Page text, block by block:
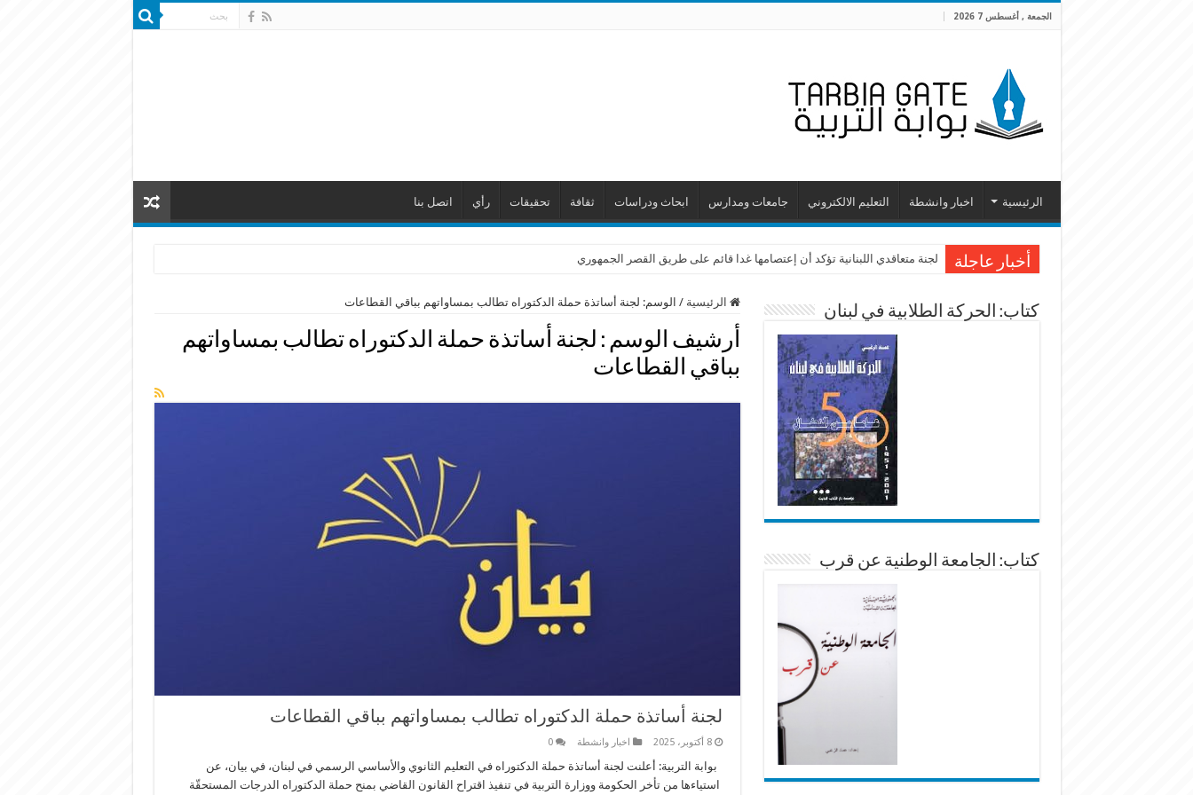
الجمعة , أغسطس 7 2026
الرئيسية اخبار وانشطة التعليم الالكتروني جامعات ومدارس ابحاث ودراسات ثقافة تحقيقات رأي اتصل بنا
أخبار عاجلة لجنة متعاقدي اللبنانية تؤكد أن إعتصامها غدا قائم على طريق القصر الجمهوري
الرئيسية / الوسم: لجنة أساتذة حملة الدكتوراه تطالب بمساواتهم بباقي القطاعات
أرشيف الوسم : لجنة أساتذة حملة الدكتوراه تطالب بمساواتهم
بباقي القطاعات
لجنة أساتذة حملة الدكتوراه تطالب بمساواتهم بباقي القطاعات
8 أكتوبر، 2025 اخبار وانشطة 0
بوابة التربية: أعلنت لجنة أساتذة حملة الدكتوراه في التعليم الثانوي والأساسي الرسمي في لبنان، في بيان، عن
استياءها من تأخر الحكومة ووزارة التربية في تنفيذ اقتراح القانون القاضي بمنح حملة الدكتوراه الدرجات المستحقّة
كتاب: الحركة الطلابية في لبنان
كتاب: الجامعة الوطنية عن قرب